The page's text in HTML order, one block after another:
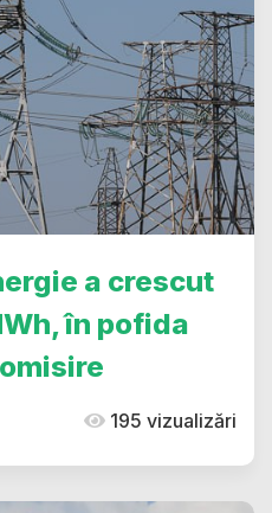
a crescut
în pofida
195 vizualizări